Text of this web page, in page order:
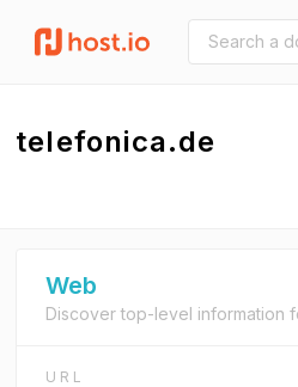
telefonica.de
Web
Discover top-level information
URL